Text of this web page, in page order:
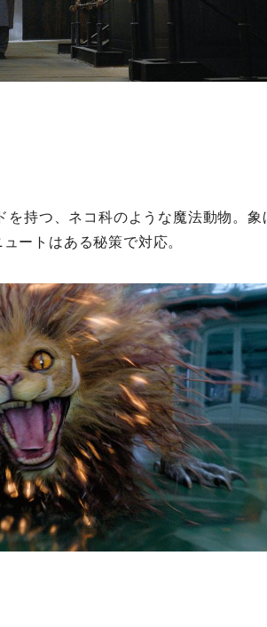
持つ、ネコ科のような魔法動物。象
ートはある秘策で対応。